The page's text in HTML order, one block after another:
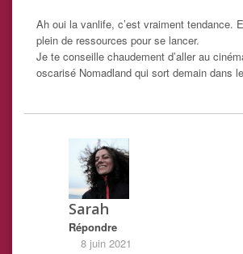
Ah oui la vanlife, c’est vraiment tendance.
plein de ressources pour se lancer.
Je te conseille chaudement d’aller au
oscarisé Nomadland qui sort demain dans
Sarah
Répondre
8 juin 2021